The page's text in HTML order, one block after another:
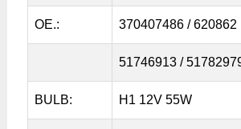
OE.: 370407486 / 620862
51746913 /
BULB: H1 12V 55W